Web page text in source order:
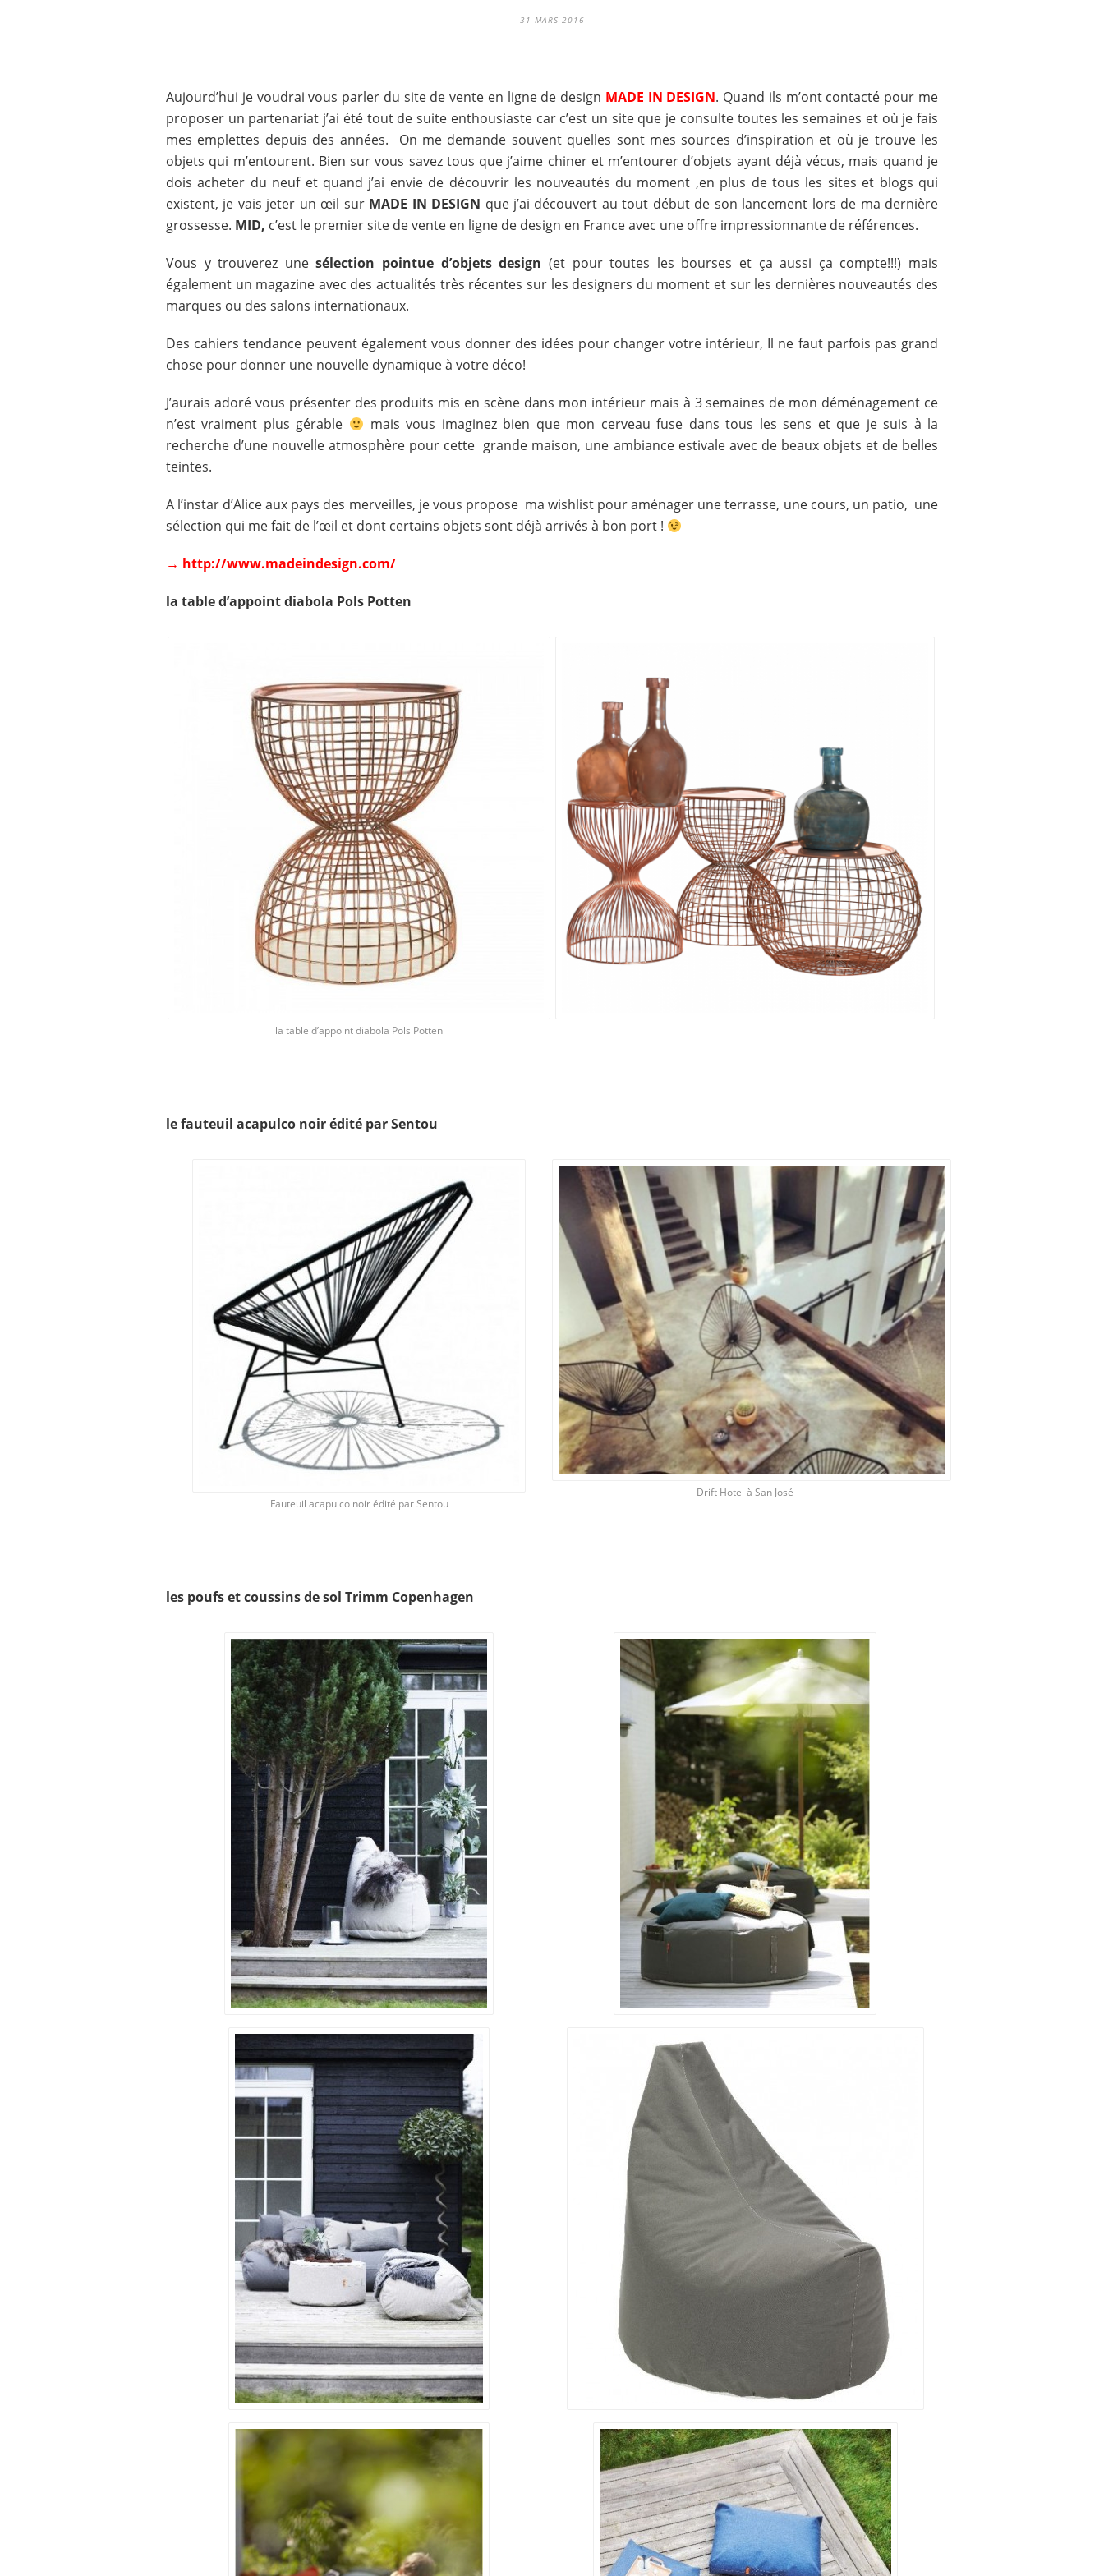
31 MARS 2016
Aujourd’hui je voudrai vous parler du site de vente en ligne de design MADE IN DESIGN. Quand ils m’ont contacté pour me
proposer un partenariat j’ai été tout de suite enthousiaste car c’est un site que je consulte toutes les semaines et où je fais
mes emplettes depuis des années. On me demande souvent quelles sont mes sources d’inspiration et où je trouve les
objets qui m’entourent. Bien sur vous savez tous que j’aime chiner et m’entourer d’objets ayant déjà vécus, mais quand je
dois acheter du neuf et quand j’ai envie de découvrir les nouveautés du moment ,en plus de tous les sites et blogs qui
existent, je vais jeter un œil sur MADE IN DESIGN que j’ai découvert au tout début de son lancement lors de ma dernière
grossesse. MID, c’est le premier site de vente en ligne de design en France avec une offre impressionnante de références.
Vous y trouverez unesélection pointue d’objets design (et pour toutes les bourses et ça aussi ça compte!!!) mais
également un magazine avec des actualités très récentes sur les designers du moment et sur les dernières nouveautés des
marques ou des salons internationaux.
Des cahiers tendance peuvent également vous donner des idées pour changer votre intérieur, Il ne faut parfois pas grand
chose pour donner une nouvelle dynamique à votre déco!
J’aurais adoré vous présenter des produits mis en scène dans mon intérieur mais à 3 semaines de mon déménagement ce
n’est vraiment plus gérable
mais vous imaginez bien que mon cerveau fuse dans tous les sens et que je suis à la
recherche d’une nouvelle atmosphère pour cette grande maison, une ambiance estivale avec de beaux objets et de belles
teintes.
A l’instar d’Alice aux pays des merveilles, je vous propose ma wishlist pour aménager une terrasse, une cours, un patio, une
sélection qui me fait de l’œil et dont certains objets sont déjà arrivés à bon port !
→ http://www.madeindesign.com/
la table d’appoint diabola Pols Potten
la table d’appoint diabola Pols Potten
le fauteuil acapulco noir édité par Sentou
Fauteuil acapulco noir édité par Sentou
Drift Hotel à San José
les poufs et coussins de sol Trimm Copenhagen